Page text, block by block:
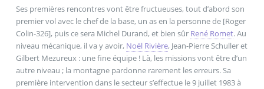
Ses premières rencontres vont être fructueuses, tout d’abord son
premier vol avec le chef de la base, un as en la personne de [Roger
Colin-326], puis ce sera Michel Durand, et bien sûr René Romet. Au
niveau mécanique, il va y avoir, Noël Rivière, Jean-Pierre Schuller et
Gilbert Mezureux : une fine équipe ! Là, les missions vont être d’un
autre niveau ; la montagne pardonne rarement les erreurs. Sa
première intervention dans le secteur s’effectue le 9 juillet 1983 à